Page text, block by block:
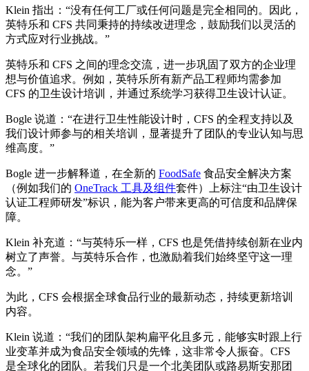
Klein 指出：“没有任何工厂或任何问题是完全相同的。因此，
英特乐和 CFS 共同秉持的持续改进理念，鼓励我们以灵活的
方式应对行业挑战。”
英特乐和 CFS 之间的理念交流，进一步巩固了双方的企业理
想与价值追求。例如，英特乐所有新产品工程师均需参加
CFS 的卫生设计培训，并通过系统学习获得卫生设计认证。
Bogle 说道：“在进行卫生性能设计时，CFS 的全程支持以及
我们设计师参与的相关培训，显著提升了团队的专业认知与思
维高度。”
Bogle 进一步解释道，在全新的 FoodSafe 食品安全解决方案
（例如我们的 OneTrack 工具及组件套件）上标注“由卫生设计
认证工程师研发”标识，能为客户带来更高的可信度和品牌保
障。
Klein 补充道：“与英特乐一样，CFS 也是凭借持续创新在业内
树立了声誉。与英特乐合作，也激励着我们始终坚守这一理
念。”
为此，CFS 会根据全球食品行业的最新动态，持续更新培训
内容。
Klein 说道：“我们的团队架构扁平化且多元，能够实时跟上行
业变革并成为食品安全领域的先锋，这非常令人振奋。CFS
是全球化的团队。若我们只是一个北美团队或路易斯安那团